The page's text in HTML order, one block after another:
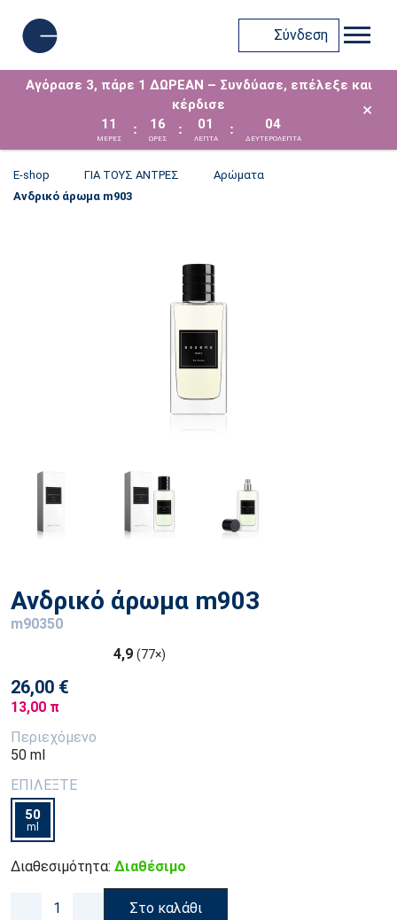
Σύνδεση
Αγόρασε 3, πάρε 1 ΔΩΡΕΑΝ – Συνδύασε, επέλεξε και
κέρδισε
11
ΜΈΡΕΣ
: 16
ΩΡΕΣ
: 01
ΛΕΠΤΑ
: 04
ΔΕΥΤΕΡΟΛΕΠΤΑ
×
E-shop ΓΙΑ ΤΟΥΣ ΑΝΤΡΕΣ
Αρώματα
Ανδρικό άρωμα m903
Ανδρικό άρωμα m903
m90350
4,9 (77×)
26,00 €
13,00 π
Περιεχόμενο
50 ml
ΕΠΙΛΕΞΤΕ
50
ml
Διαθεσιμότητα: Διαθέσιμο
Στο καλάθι